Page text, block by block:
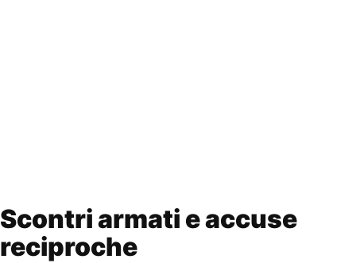
Scontri armati e accuse
reciproche